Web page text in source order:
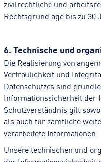
zivilrechtliche und
Rechtsgrundlage bis zu 30
6. Technische und
Die Realisierung von
Vertraulichkeit und
Datenschutzes sind
Informationssicherheit der
Schutzverständnis gilt
als auch für sämtliche
verarbeitete Informationen.
Unsere technischen und